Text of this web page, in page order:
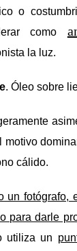
o
como
la luz.
. Óleo sobre
motivo
cálido.
un fotógrafo,
para darle
utiliza un